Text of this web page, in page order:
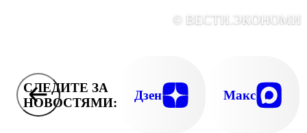
©
СЛЕДИТЕ ЗА
НОВОСТЯМИ:
Дзен Макс